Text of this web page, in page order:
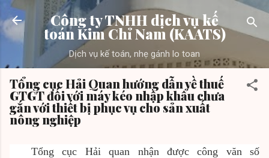
Chuyển đến nội dung chính
Công ty TNHH dịch vụ kế
toán Kim Chỉ Nam (KAATS)
Dịch vụ kế toán, nhẹ gánh lo toan
Tổng cục Hải Quan hướng dẫn về thuế
GTGT đối với máy kéo nhập khẩu chưa
gắn với thiết bị phục vụ cho sản xuất
nông nghiệp
Tổng cục Hải quan nhận được công văn số